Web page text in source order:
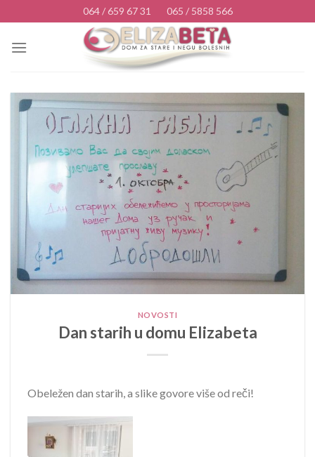
to
content
064 / 659 67 31 065 / 5858 566
NOVOSTI
Dan starih u domu Elizabeta
Obeležen dan starih, a slike govore više od reči!